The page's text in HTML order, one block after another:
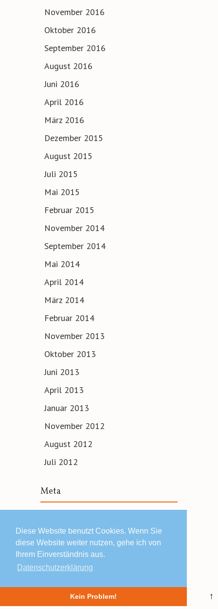
Diese Website benutzt Cookies. Wenn Sie
diese Website weiter nutzen, gehe ich von
Ihrem Einverständnis aus.
Datenschutzerklärung
Kein Problem!
November 2016
Oktober 2016
September 2016
August 2016
Juni 2016
April 2016
März 2016
Dezember 2015
August 2015
Juli 2015
Mai 2015
Februar 2015
November 2014
September 2014
Mai 2014
April 2014
März 2014
Februar 2014
November 2013
Oktober 2013
Juni 2013
April 2013
Januar 2013
November 2012
August 2012
Juli 2012
Meta
↑